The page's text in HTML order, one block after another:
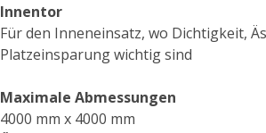
Innentor
Für den Inneneinsatz, wo Dichtigkeit,
Platzeinsparung wichtig sind
Maximale Abmessungen
4000 mm x 4000 mm